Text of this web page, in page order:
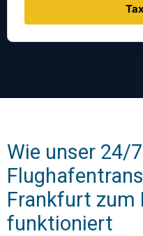
Wie unser 24/7
Frankfurt zum
funktioniert